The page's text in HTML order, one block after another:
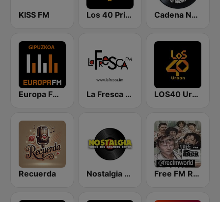
KISS FM Los 40 Principales Cadena Nostalgia
Europa FM Gipuzkoa La Fresca FM LOS40 Urban
Recuerda Nostalgia FM Free FM Rock